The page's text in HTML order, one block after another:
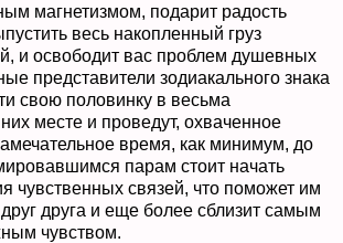
магнетизмом, подарит радость
весь накопленный груз
и освободит вас проблем душевных
представители зодиакального знака
свою половинку в весьма
месте и проведут, охваченное
время, как минимум, до
парам стоит начать
чувственных связей, что поможет им
друга и еще более сблизит самым
чувством.